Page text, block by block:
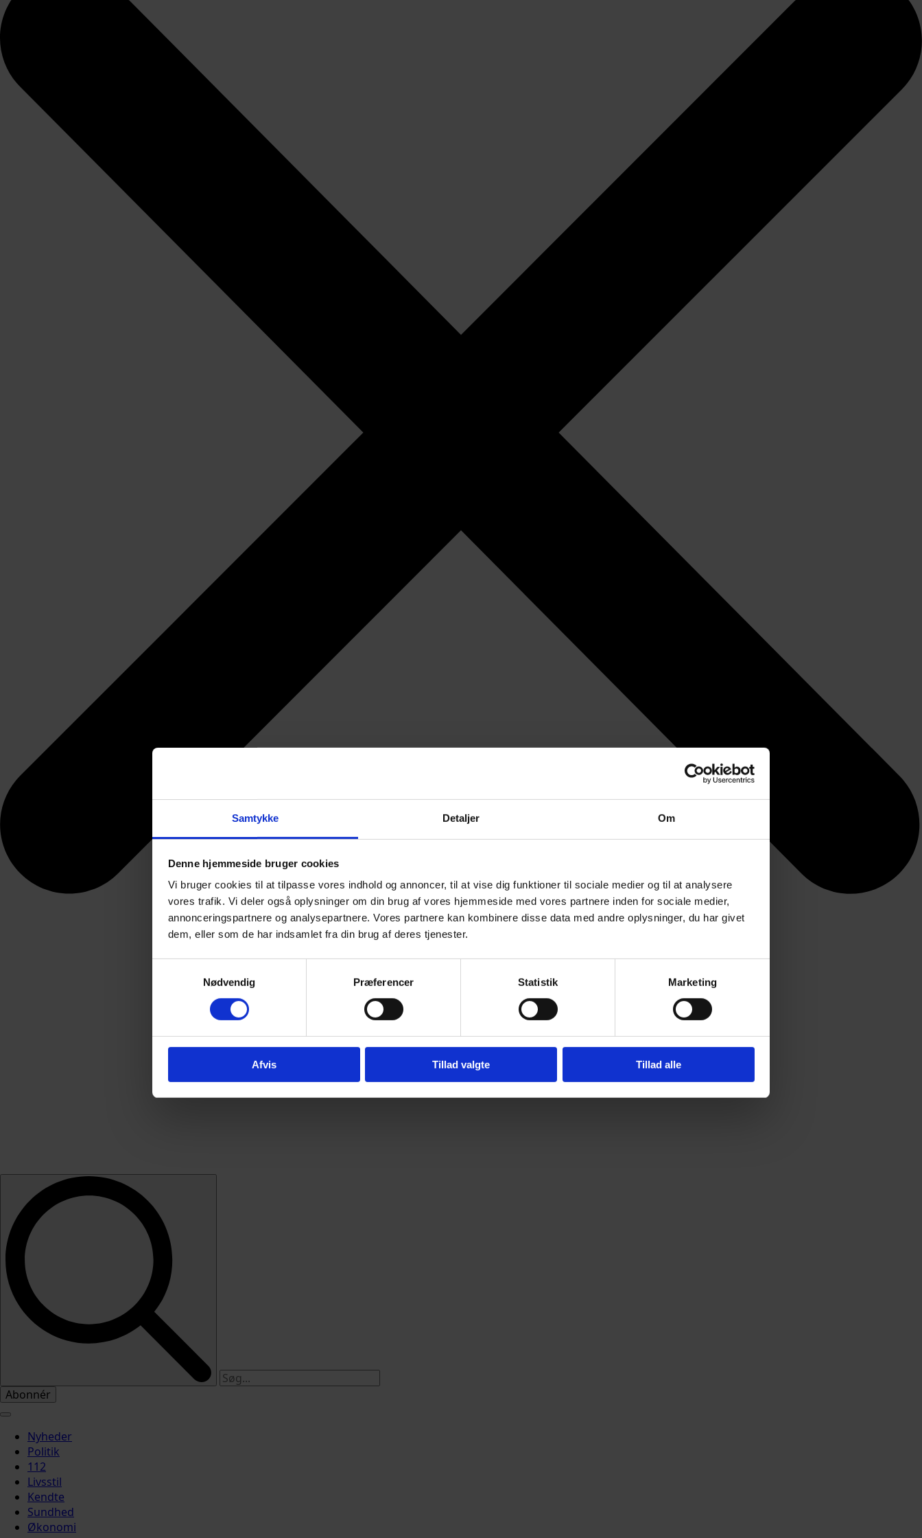
Samtykke Detaljer Om
Denne hjemmeside bruger cookies
Vi bruger cookies til at tilpasse vores indhold og annoncer, til at vise dig funktioner til sociale medier og til at analysere
vores trafik. Vi deler også oplysninger om din brug af vores hjemmeside med vores partnere inden for sociale medier,
annonceringspartnere og analysepartnere. Vores partnere kan kombinere disse data med andre oplysninger, du har givet
dem, eller som de har indsamlet fra din brug af deres tjenester.
Nødvendig
Præferencer Statistik Marketing
Afvis Tillad valgte Tillad alle
Abonnér
Nyheder
Politik
112
Livsstil
Kendte
Sundhed
Økonomi